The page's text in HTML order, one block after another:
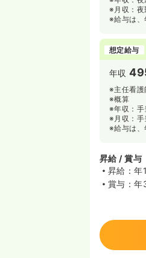
※月収：夜
※給与は、
想定給与
年収
※主任看護
※概算
※年収：
※月収：手
※給与は、
昇給 / 賞与
昇給：年
賞与：年